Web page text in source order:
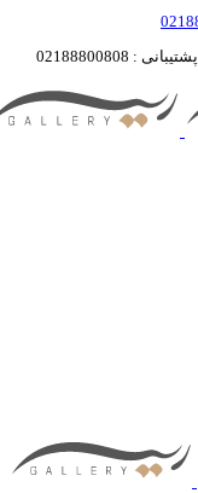
پشتیبانی : 02188800808